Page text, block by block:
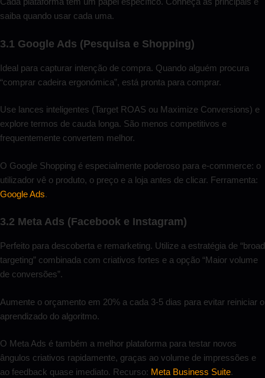
saiba quando usar cada uma.
3.1 Google Ads (Pesquisa e Shopping)
Ideal para capturar intenção de compra. Quando alguém procura
“comprar cadeira ergonómica”, está pronta para comprar.
Use lances inteligentes (Target ROAS ou Maximize Conversions) e
explore termos de cauda longa. São menos competitivos e
frequentemente convertem melhor.
O Google Shopping é especialmente poderoso para e-commerce: o
utilizador vê o produto, o preço e a loja antes de clicar. Ferramenta:
Google Ads.
3.2 Meta Ads (Facebook e Instagram)
Perfeito para descoberta e remarketing. Utilize a estratégia de “broad
targeting” combinada com criativos fortes e a opção “Maior volume
de conversões”.
Aumente o orçamento em 20% a cada 3-5 dias para evitar reiniciar o
aprendizado do algoritmo.
O Meta Ads é também a melhor plataforma para testar novos
ângulos criativos rapidamente, graças ao volume de impressões e
ao feedback quase imediato. Recurso: Meta Business Suite.